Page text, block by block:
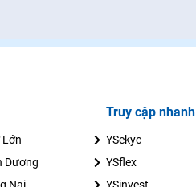
Lớn
Dương
Truy cập nhanh
YSekyc
YSflex